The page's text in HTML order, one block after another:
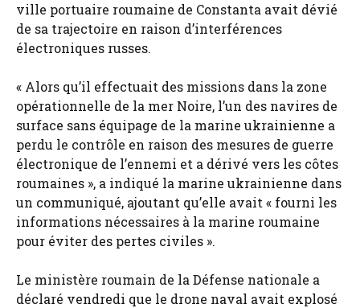
ville portuaire roumaine de Constanta avait dévié
de sa trajectoire en raison d’interférences
électroniques russes.
« Alors qu’il effectuait des missions dans la zone
opérationnelle de la mer Noire, l’un des navires de
surface sans équipage de la marine ukrainienne a
perdu le contrôle en raison des mesures de guerre
électronique de l’ennemi et a dérivé vers les côtes
roumaines », a indiqué la marine ukrainienne dans
un communiqué, ajoutant qu’elle avait « fourni les
informations nécessaires à la marine roumaine
pour éviter des pertes civiles ».
Le ministère roumain de la Défense nationale a
déclaré vendredi que le drone naval avait explosé